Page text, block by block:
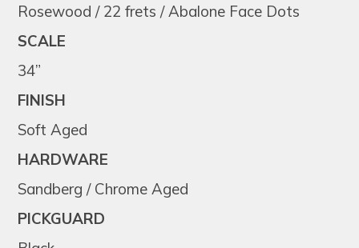
Rosewood / 22 frets / Abalone Face Dots
SCALE
34”
FINISH
Soft Aged
HARDWARE
Sandberg / Chrome Aged
PICKGUARD